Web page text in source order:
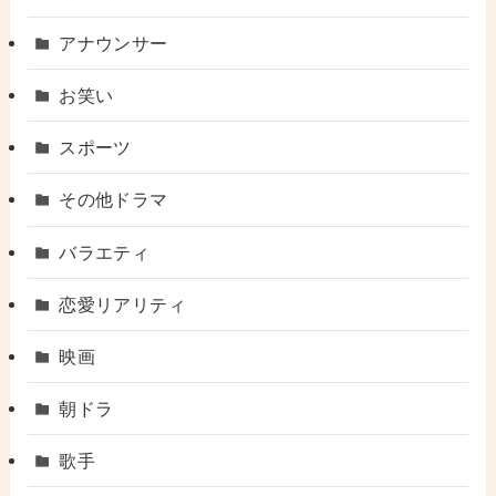
アナウンサー
お笑い
スポーツ
その他ドラマ
バラエティ
恋愛リアリティ
映画
朝ドラ
歌手